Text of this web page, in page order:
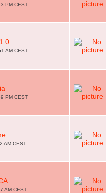
PM CEST
AM CEST
PM CEST
AM CEST
AM CEST